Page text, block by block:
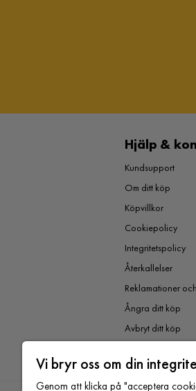
Hjälp &
Kundsupport
Om ditt köp
Köpvillkor
Cookiepolicy
Integritetspolicy
Återkallelser
Reklamationer
Ångra ditt köp
Avbryt ditt köp
Vi bryr oss om din
Genom att klicka på "acceptera